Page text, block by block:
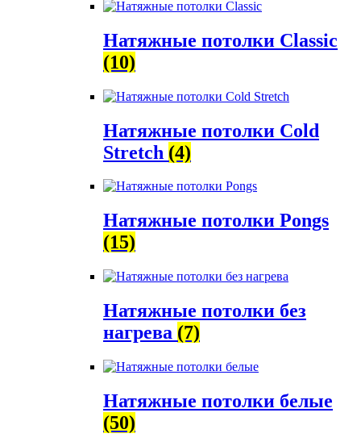
Натяжные потолки Classic
(10)
Натяжные потолки Cold
Stretch (4)
Натяжные потолки Pongs
(15)
Натяжные потолки без
нагрева (7)
Натяжные потолки белые
(50)